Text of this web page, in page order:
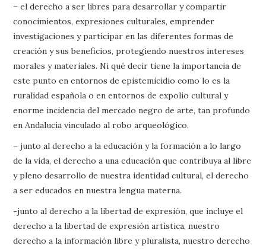
– el derecho a ser libres para desarrollar y compartir
conocimientos, expresiones culturales, emprender
investigaciones y participar en las diferentes formas de
creación y sus beneficios, protegiendo nuestros intereses
morales y materiales. Ni qué decir tiene la importancia de
este punto en entornos de epistemicidio como lo es la
ruralidad española o en entornos de expolio cultural y
enorme incidencia del mercado negro de arte, tan profundo
en Andalucía vinculado al robo arqueológico.
– junto al derecho a la educación y la formación a lo largo
de la vida, el derecho a una educación que contribuya al libre
y pleno desarrollo de nuestra identidad cultural, el derecho
a ser educados en nuestra lengua materna.
-junto al derecho a la libertad de expresión, que incluye el
derecho a la libertad de expresión artística, nuestro
derecho a la información libre y pluralista, nuestro derecho